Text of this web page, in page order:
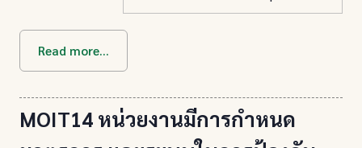
Read more...
MOIT14 หน่วยงานมีการกำหนด